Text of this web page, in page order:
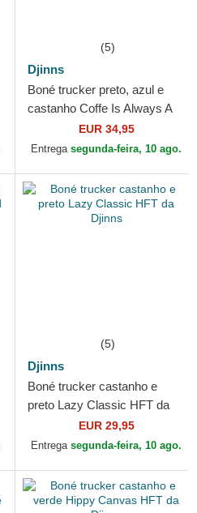
(5)
Djinns
Boné trucker preto, azul e
castanho Coffe Is Always A
Good Idea HFT Food da
Djinns
EUR 34,95
Entrega segunda-feira, 10 ago.
(5)
Djinns
Boné trucker castanho e
preto Lazy Classic HFT da
EUR 29,95
Entrega segunda-feira, 10 ago.